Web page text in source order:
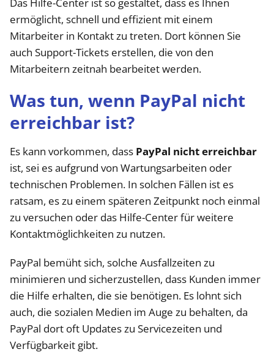
ermöglicht, schnell und effizient mit einem
Mitarbeiter in Kontakt zu treten. Dort können Sie
auch Support-Tickets erstellen, die von den
Mitarbeitern zeitnah bearbeitet werden.
Was tun, wenn PayPal nicht
erreichbar ist?
Es kann vorkommen, dass PayPal nicht erreichbar
ist, sei es aufgrund von Wartungsarbeiten oder
technischen Problemen. In solchen Fällen ist es
ratsam, es zu einem späteren Zeitpunkt noch einmal
zu versuchen oder das Hilfe-Center für weitere
Kontaktmöglichkeiten zu nutzen.
PayPal bemüht sich, solche Ausfallzeiten zu
minimieren und sicherzustellen, dass Kunden immer
die Hilfe erhalten, die sie benötigen. Es lohnt sich
auch, die sozialen Medien im Auge zu behalten, da
PayPal dort oft Updates zu Servicezeiten und
Verfügbarkeit gibt.